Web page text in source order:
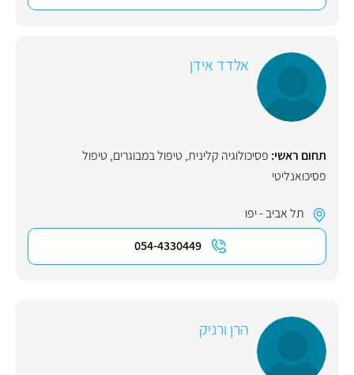
אלדד אידן
תחום ראשי: פסיכולוגיה קלינית, טיפול במבוגרים, טיפול
פסיכואנליטי
תל אביב - יפו
054-4330449
הרן ורניק